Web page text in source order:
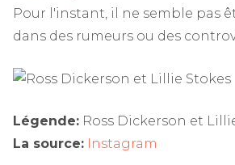
Pour l'instant, il ne semble pas
dans des rumeurs ou des
Légende: Ross Dickerson et
La source: Instagram